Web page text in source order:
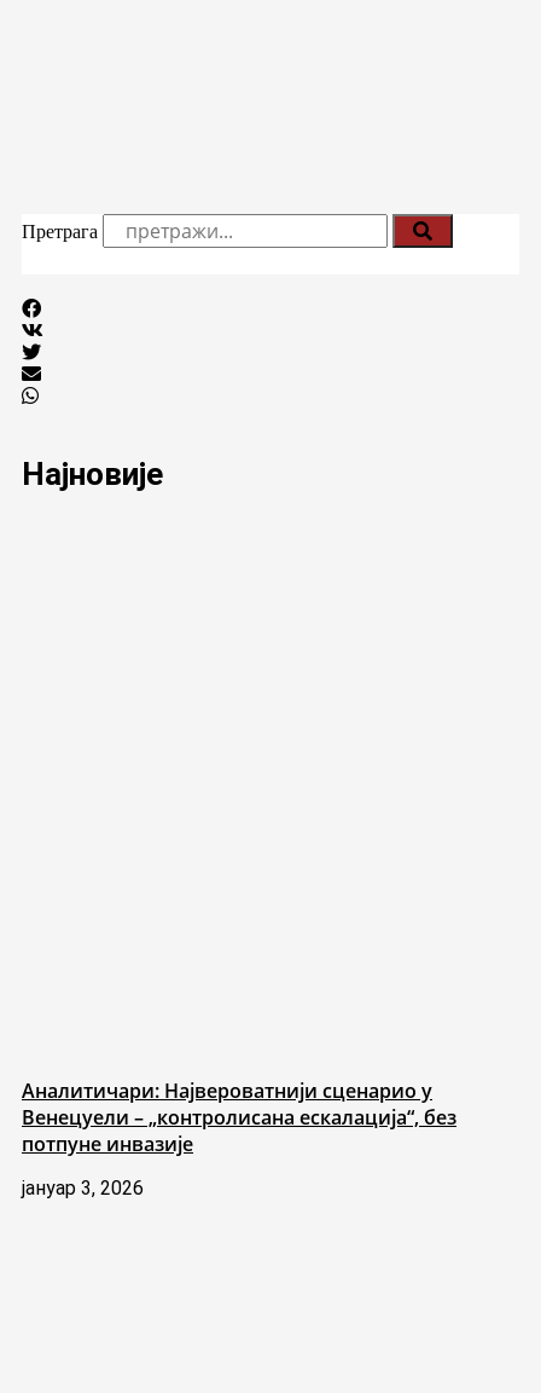
Претрага
Најновије
Аналитичари: Највероватнији сценарио у
Венецуели – „контролисана ескалација“, без
потпуне инвазије
јануар 3, 2026